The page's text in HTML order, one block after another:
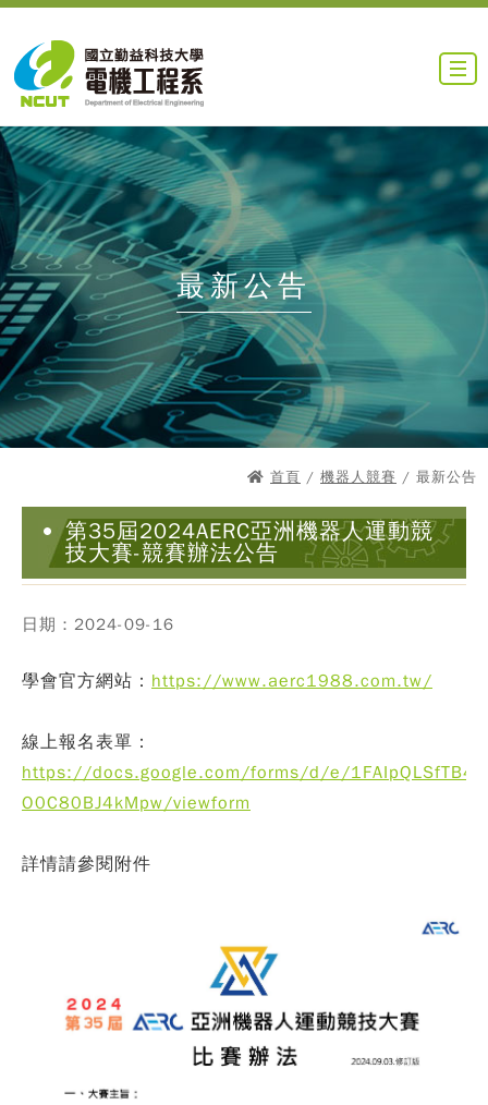
最新公告
首頁 / 機器人競賽 / 最新公告
第35屆2024AERC亞洲機器人運動競
技大賽-競賽辦法公告
日期：2024-09-16
學會官方網站： https://www.aerc1988.com.tw/
線上報名表單：
https://docs.google.com/forms/d/e/
O0C80BJ4kMpw/viewform
詳情請參閱附件